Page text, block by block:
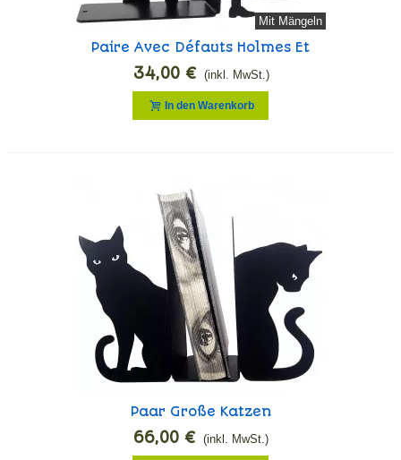
Mit Mängeln
Paire Avec Défauts Holmes Et
Moriarty
34,00 € (inkl. MwSt.)
In den Warenkorb
Paar Große Katzen
66,00 € (inkl. MwSt.)